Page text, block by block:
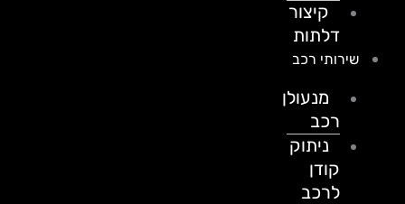
קיצור
דלתות
שירותי רכב
מנעולן
ניתוק
לרכב